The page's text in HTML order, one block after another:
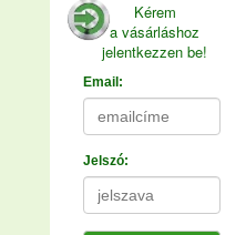
Kérem
a vásárláshoz
jelentkezzen be!
Email:
Jelszó: